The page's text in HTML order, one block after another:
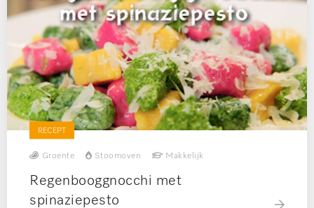
RECEPT
Groente Stoomoven Makkelijk
Regenbooggnocchi met
spinaziepesto